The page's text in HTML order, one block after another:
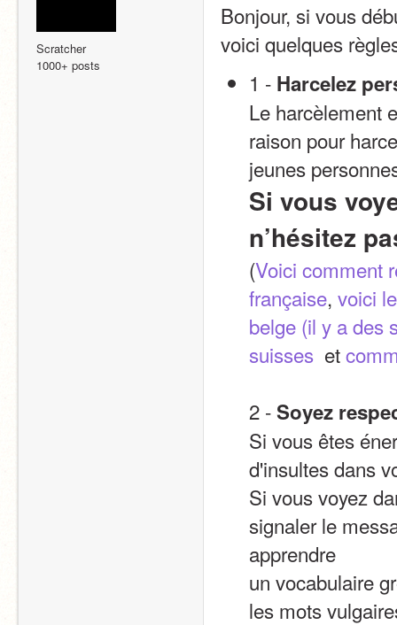
Scratcher
1000+ posts
Bonjour, si vous
voici quelques
1 - Harcelez
Le harcèlement
raison pour
jeunes
Si vous
n’hésitez
(Voici comment
française, voici
belge (il y a des
suisses et
2 - Soyez
Si vous êtes
d'insultes dans
Si vous voyez
signaler le
apprendre
un vocabulaire
les mots